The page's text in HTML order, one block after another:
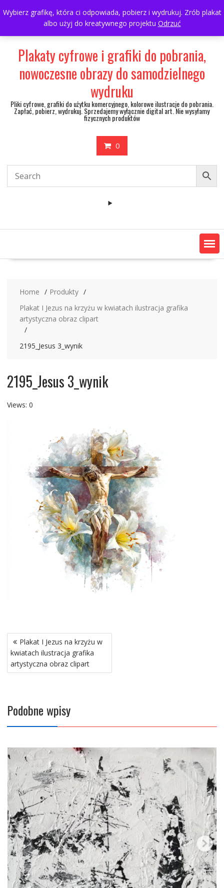
Wybierz grafikę, która ci odpowiada, pobierz i wydrukuj. Zrób plakat
albo użyj do kreatywnego projektu Odrzuć
to
697063361
walulik@gmail.com
My Account
Plakaty cyfrowe i grafiki do pobrania,
nowoczesne obrazy do samodzielnego
wydruku
Pliki cyfrowe, grafiki do użytku komercyjnego, kolorowe ilustracje do pobrania.
Zapłać, pobierz, wydrukuj. Sprzedajemy wyłącznie digital art. Nie wysyłamy
fizycznych produktów
0
Home
Produkty
Plakat I Jezus na krzyżu w kwiatach ilustracja grafika
artystyczna obraz clipart
2195_Jesus 3_wynik
2195_Jesus 3_wynik
Views: 0
Nawigacja
wpisu
Plakat I Jezus na krzyżu w
kwiatach ilustracja grafika
artystyczna obraz clipart
Podobne wpisy